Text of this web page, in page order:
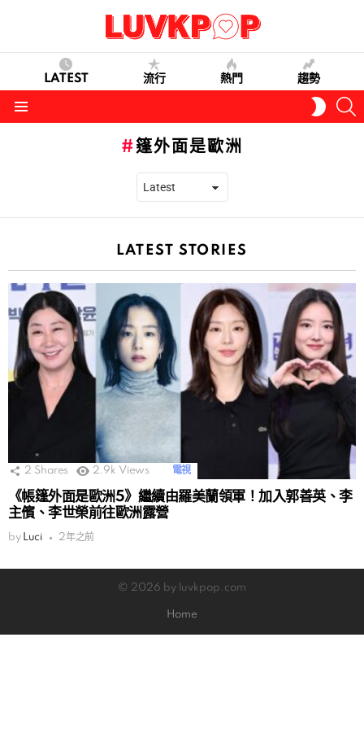
LATEST 流行 熱門 趨勢
SKIN
篷外面是歐洲
LATEST STORIES
2 Shares 2.9k Views 電視
《帳篷外面是歐洲5》繼續由羅美蘭領軍！加入郭善英、李
主儐、李世榮前往歐洲露營
by Luci 2年之前
© 2026 by luvkpop.com
Home